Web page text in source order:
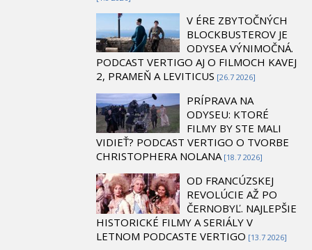
V ÉRE ZBYTOČNÝCH
BLOCKBUSTEROV JE
ODYSEA VÝNIMOČNÁ.
PODCAST VERTIGO AJ O FILMOCH KAVEJ
2, PRAMEŇ A LEVITICUS [26.7 2026]
PRÍPRAVA NA
ODYSEU: KTORÉ
FILMY BY STE MALI
VIDIEŤ? PODCAST VERTIGO O TVORBE
CHRISTOPHERA NOLANA [18.7 2026]
OD FRANCÚZSKEJ
REVOLÚCIE AŽ PO
ČERNOBYĽ. NAJLEPŠIE
HISTORICKÉ FILMY A SERIÁLY V
LETNOM PODCASTE VERTIGO [13.7 2026]